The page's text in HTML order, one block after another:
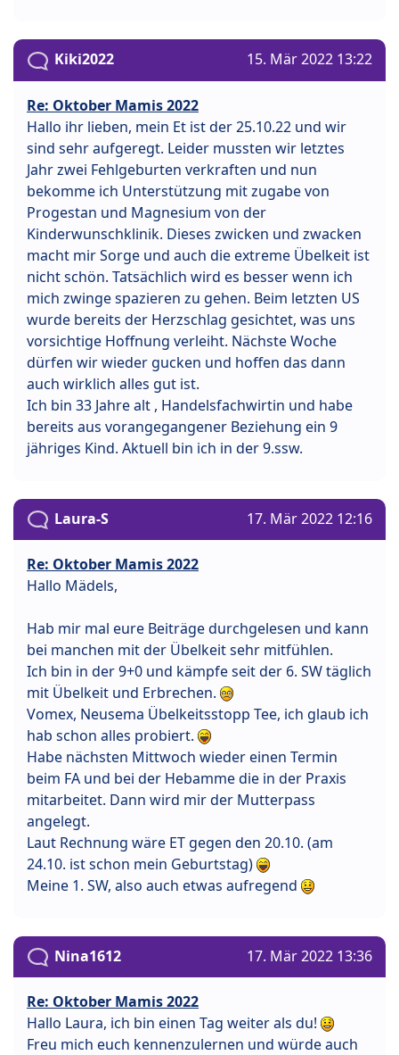
Kiki2022 15. Mär 2022 13:22
Re: Oktober Mamis 2022
Hallo ihr lieben, mein Et ist der 25.10.22 und wir
sind sehr aufgeregt. Leider mussten wir letztes
Jahr zwei Fehlgeburten verkraften und nun
bekomme ich Unterstützung mit zugabe von
Progestan und Magnesium von der
Kinderwunschklinik. Dieses zwicken und zwacken
macht mir Sorge und auch die extreme Übelkeit ist
nicht schön. Tatsächlich wird es besser wenn ich
mich zwinge spazieren zu gehen. Beim letzten US
wurde bereits der Herzschlag gesichtet, was uns
vorsichtige Hoffnung verleiht. Nächste Woche
dürfen wir wieder gucken und hoffen das dann
auch wirklich alles gut ist.
Ich bin 33 Jahre alt , Handelsfachwirtin und habe
bereits aus vorangegangener Beziehung ein 9
jähriges Kind. Aktuell bin ich in der 9.ssw.
Laura-S 17. Mär 2022 12:16
Re: Oktober Mamis 2022
Hallo Mädels,
Hab mir mal eure Beiträge durchgelesen und kann
bei manchen mit der Übelkeit sehr mitfühlen.
Ich bin in der 9+0 und kämpfe seit der 6. SW täglich
mit Übelkeit und Erbrechen.
Vomex, Neusema Übelkeitsstopp Tee, ich glaub ich
hab schon alles probiert.
Habe nächsten Mittwoch wieder einen Termin
beim FA und bei der Hebamme die in der Praxis
mitarbeitet. Dann wird mir der Mutterpass
angelegt.
Laut Rechnung wäre ET gegen den 20.10. (am
24.10. ist schon mein Geburtstag)
Meine 1. SW, also auch etwas aufregend
Nina1612 17. Mär 2022 13:36
Re: Oktober Mamis 2022
Hallo Laura, ich bin einen Tag weiter als du!
Freu mich euch kennenzulernen und würde auch